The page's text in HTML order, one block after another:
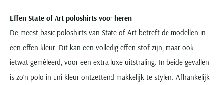
Effen State of Art poloshirts voor heren
De meest basic poloshirts van State of Art betreft de modellen in
een effen kleur. Dit kan een volledig effen stof zijn, maar ook
ietwat gemêleerd, voor een extra luxe uitstraling. In beide gevallen
is zo’n polo in uni kleur ontzettend makkelijk te stylen. Afhankelijk